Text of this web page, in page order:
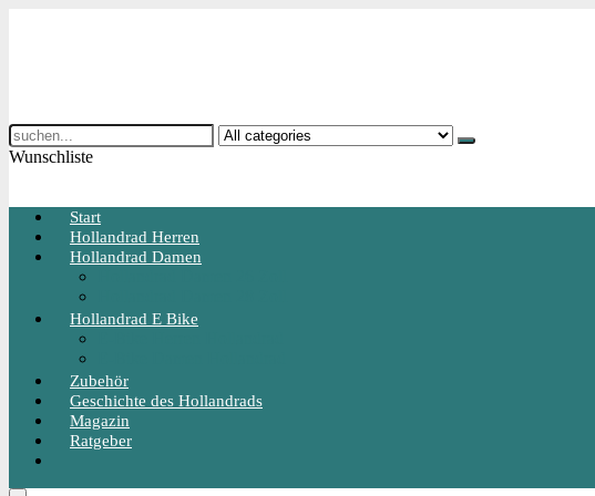
Search
for:
Wunschliste
Start
Hollandrad Herren
Hollandrad Damen
Hollandrad E Bike
Zubehör
Geschichte des Hollandrads
Magazin
Ratgeber